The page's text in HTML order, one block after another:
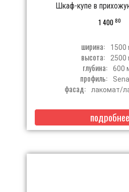
Шкаф-купе в
1 40080
ширина: 1500
высота: 2500
глубина: 600
профиль:
фасад: лакомат/
подробнее